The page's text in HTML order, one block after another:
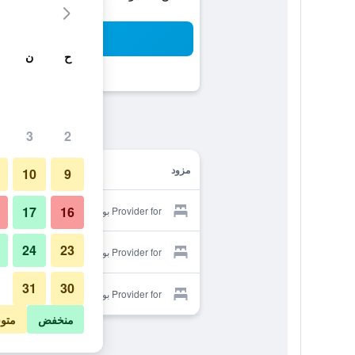
مزود
Provider for بوزادا بوميرود
Provider for بوزادا بوميرود
Provider for بوزادا بوميرود
ح ن
2
3
9
10
16
17
23
24
30
31
منخفض